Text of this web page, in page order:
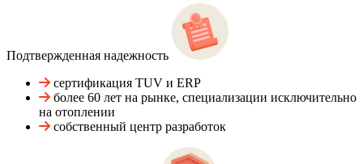
Подтвержденная надежность
сертификация TUV и ERP
более 60 лет на рынке, специализации исключительно
на отоплении
собственный центр разработок